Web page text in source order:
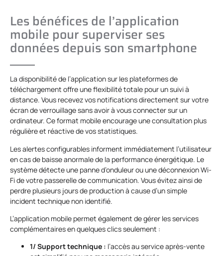
Les bénéfices de l’application
mobile pour superviser ses
données depuis son smartphone
La disponibilité de l’application sur les plateformes de
téléchargement offre une flexibilité totale pour un suivi à
distance. Vous recevez vos notifications directement sur votre
écran de verrouillage sans avoir à vous connecter sur un
ordinateur. Ce format mobile encourage une consultation plus
régulière et réactive de vos statistiques.
Les alertes configurables informent immédiatement l’utilisateur
en cas de baisse anormale de la performance énergétique. Le
système détecte une panne d’onduleur ou une déconnexion Wi-
Fi de votre passerelle de communication. Vous évitez ainsi de
perdre plusieurs jours de production à cause d’un simple
incident technique non identifié.
L’application mobile permet également de gérer les services
complémentaires en quelques clics seulement :
1/ Support technique : l’accès au service après-vente